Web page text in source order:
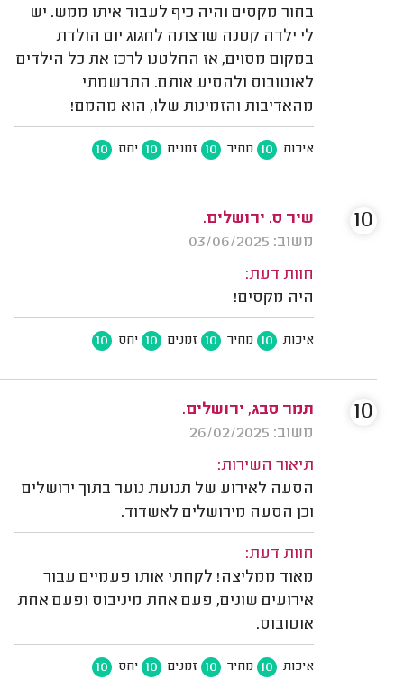
בחור מקסים והיה כיף לעבוד איתו ממש. יש
לי ילדה קטנה שרצתה לחגוג יום הולדת
במקום מסוים, אז החלטנו לרכז את כל הילדים
לאוטובוס ולהסיע אותם. התרשמתי
מהאדיבות והזמינות שלו, הוא מהמם!
איכות 10 מחיר 10 זמנים 10 יחס 10
שיר ס. ירושלים.
משוב: 03/06/2025
חוות דעת:
היה מקסים!
איכות 10 מחיר 10 זמנים 10 יחס 10
10
תמר סבג, ירושלים.
משוב: 26/02/2025
תיאור השירות:
הסעה לאירוע של תנועת נוער בתוך ירושלים
וכן הסעה מירושלים לאשדוד.
חוות דעת:
מאוד ממליצה! לקחתי אותו פעמיים עבור
אירועים שונים, פעם אחת מיניבוס ופעם אחת
אוטובוס.
איכות 10 מחיר 10 זמנים 10 יחס 10
10